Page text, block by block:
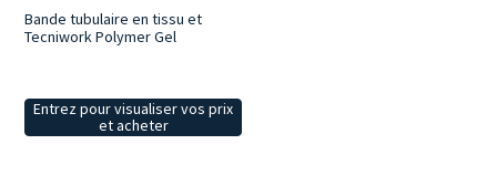
Bande tubulaire en tissu et
Tecniwork Polymer Gel
Entrez pour visualiser vos prix
et acheter